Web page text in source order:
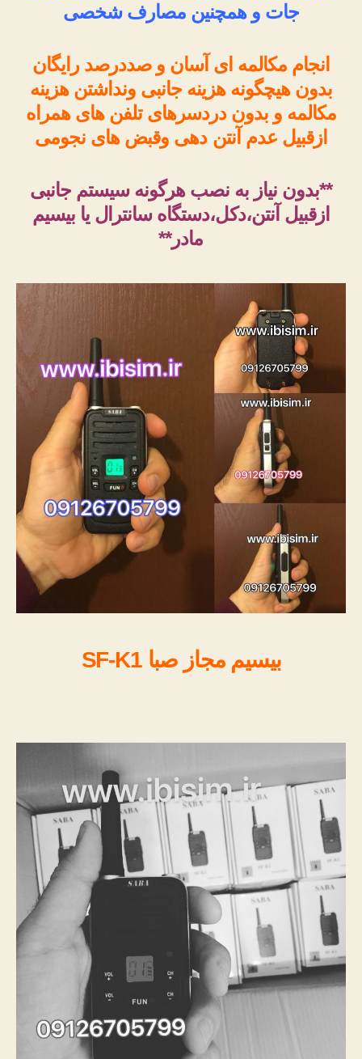
جات و همچنین مصارف شخصی
انجام مکالمه ای آسان و صددرصد رایگان
بدون هیچگونه هزینه جانبی ونداشتن هزینه
مکالمه و بدون دردسرهای تلفن های همراه
ازقبیل عدم آنتن دهی وقبض های نجومی
**بدون نیاز به نصب هرگونه سیستم جانبی
ازقبیل آنتن،دکل،دستگاه سانترال یا بیسیم
مادر**
بیسیم مجاز صبا SF-K1